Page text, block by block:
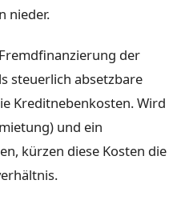
nieder.
der
steuerlich absetzbare
Kreditnebenkosten. Wird
und ein
kürzen diese Kosten die